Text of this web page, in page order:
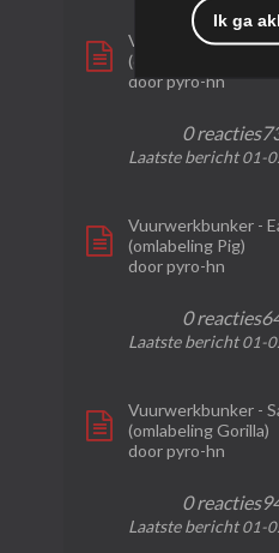
Vuurwerkbunker -
(omlabeling Rabbit)
doorpyro-hn
0 reacties
Laatste bericht 01-
Vuurwerkbunker -
(omlabeling Pig)
doorpyro-hn
0 reacties
Laatste bericht 01-
Vuurwerkbunker -
(omlabeling Gorilla)
doorpyro-hn
0 reacties
Laatste bericht 01-
Ik ga